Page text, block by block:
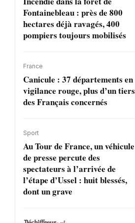
Fontainebleau : près de 800
hectares déjà ravagés, 400
pompiers toujours mobilisés
France
Canicule : 37 départements en
vigilance rouge, plus d’un tiers
des Français concernés
Sport
Au Tour de France, un véhicule
de presse percute des
spectateurs à l’arrivée de
l’étape d’Ussel : huit blessés,
dont un grave